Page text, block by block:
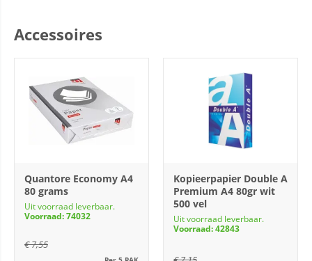
Accessoires
Quantore Economy A4
80 grams
Uit voorraad leverbaar.
Voorraad: 74032
€7,55
Kopieerpapier Double A
Premium A4 80gr wit
500 vel
Uit voorraad leverbaar.
Voorraad: 42843